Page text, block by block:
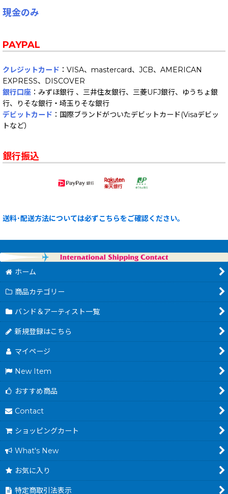
現金のみ
PAYPAL
クレジットカード ：VISA、mastercard、JCB、AMERICAN
EXPRESS、DISCOVER
銀行口座 ：みずほ銀行 、三井住友銀行、三菱UFJ銀行、ゆうちょ銀
行、りそな銀行・埼玉りそな銀行
デビットカード ：国際ブランドがついたデビットカード(Visaデビッ
トなど）
銀行振込
送料･配送方法については必ずこちらをご確認ください。
ホーム
商品カテゴリー
バンド＆アーティスト一覧
新規登録はこちら
マイページ
New Item
おすすめ商品
Contact
ショッピングカート
What's New
お気に入り
特定商取引法表示